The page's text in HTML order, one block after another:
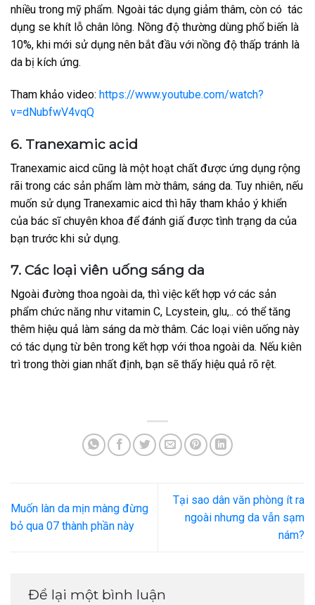
nhiều trong mỹ phẩm. Ngoài tác dụng giảm thâm, còn có tác
dụng se khít lỗ chân lông. Nồng độ thường dùng phổ biến là
10%, khi mới sử dụng nên bắt đầu với nồng độ thấp tránh là
da bị kích ứng.
Tham khảo video: https://www.youtube.com/watch?
v=dNubfwV4vqQ
6. Tranexamic acid
Tranexamic aicd cũng là một hoạt chất được ứng dụng rộng
rãi trong các sản phẩm làm mờ thâm, sáng da. Tuy nhiên, nếu
muốn sử dụng Tranexamic aicd thì hãy tham khảo ý khiển
của bác sĩ chuyên khoa để đánh giấ được tình trạng da của
bạn trước khi sử dụng.
7. Các loại viên uống sáng da
Ngoài đường thoa ngoài da, thì việc kết hợp vớ các sản
phẩm chức năng như vitamin C, Lcystein, glu,.. có thể tăng
thêm hiệu quả làm sáng da mờ thâm. Các loại viên uống này
có tác dụng từ bên trong kết hợp với thoa ngoài da. Nếu kiên
trì trong thời gian nhất định, bạn sẽ thấy hiệu quả rõ rệt.
Muốn làn da mịn màng đừng
bỏ qua 07 thành phần này
Tại sao dân văn phòng ít ra
ngoài nhưng da vẫn sạm
nám?
Để lại một bình luận